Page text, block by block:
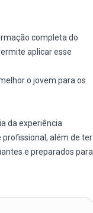
completa do
aplicar esse
o jovem para os
da experiência
além de ter
e preparados para